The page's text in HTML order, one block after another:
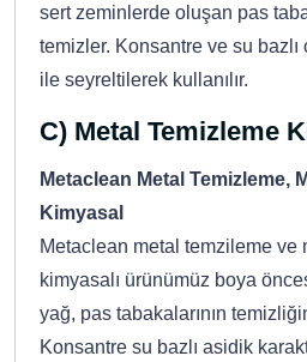
sert zeminlerde oluşan pas
temizler. Konsantre ve su bazlı
ile seyreltilerek kullanılır.
C) Metal Temizleme
Metaclean Metal Temizleme,
Kimyasal
Metaclean metal temzileme ve
kimyasalı ürünümüz boya
yağ, pas tabakalarının
Konsantre su bazlı asidik